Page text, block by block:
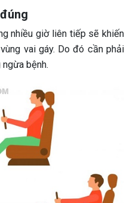
nhiều giờ liên tiếp sẽ khiến
vai gáy. Do đó cần phải
bệnh.